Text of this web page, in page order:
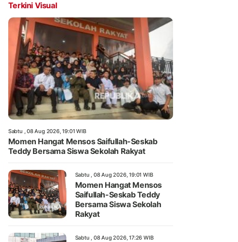
Terkini Visual
Sabtu , 08 Aug 2026, 19:01 WIB
Momen Hangat Mensos Saifullah-Seskab
Teddy Bersama Siswa Sekolah Rakyat
Sabtu , 08 Aug 2026, 19:01 WIB
Momen Hangat Mensos
Saifullah-Seskab Teddy
Bersama Siswa Sekolah
Rakyat
Sabtu , 08 Aug 2026, 17:26 WIB